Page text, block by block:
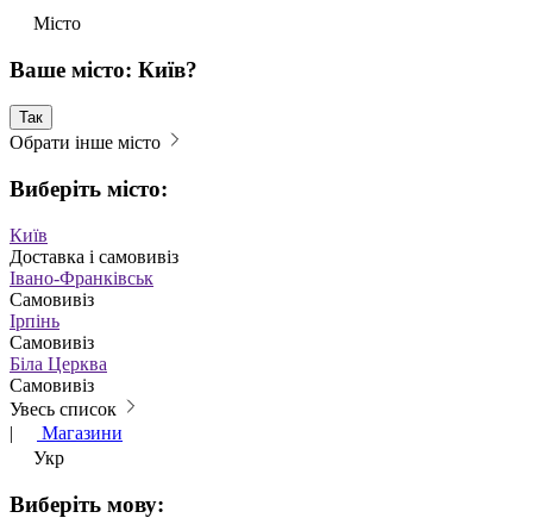
Місто
Ваше місто: Київ?
Так
Обрати інше місто
Виберіть місто:
Київ
Доставка і самовивіз
Івано-Франківськ
Самовивіз
Ірпінь
Самовивіз
Біла Церква
Самовивіз
Увесь список
|
Магазини
Укр
Виберіть мову: